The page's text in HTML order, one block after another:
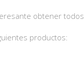
obtener
productos: